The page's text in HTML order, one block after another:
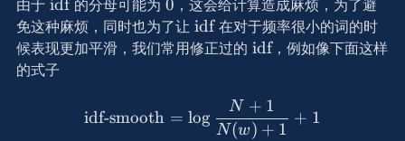
由于 idf的分母可能为 0 ，这会给计算造成麻烦，为了避
免这种麻烦，同时也为了让 \text{idf}
idf在对于频率很小的词的时
候表现更加平滑，我们常用修正过的 \text{idf}
idf，例如像下面这样
的式子
\text{idf-smooth} =
idf-smooth = log
N(w) + 1
N + 1
+ 1